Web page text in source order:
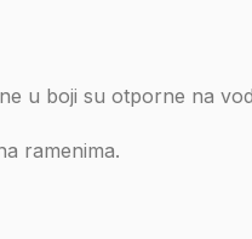
u boji su otporne na
ramenima.